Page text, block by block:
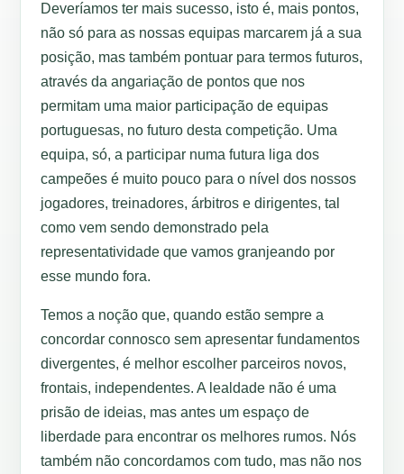
Deveríamos ter mais sucesso, isto é, mais pontos,
não só para as nossas equipas marcarem já a sua
posição, mas também pontuar para termos futuros,
através da angariação de pontos que nos
permitam uma maior participação de equipas
portuguesas, no futuro desta competição. Uma
equipa, só, a participar numa futura liga dos
campeões é muito pouco para o nível dos nossos
jogadores, treinadores, árbitros e dirigentes, tal
como vem sendo demonstrado pela
representatividade que vamos granjeando por
esse mundo fora.
Temos a noção que, quando estão sempre a
concordar connosco sem apresentar fundamentos
divergentes, é melhor escolher parceiros novos,
frontais, independentes. A lealdade não é uma
prisão de ideias, mas antes um espaço de
liberdade para encontrar os melhores rumos. Nós
também não concordamos com tudo, mas não nos